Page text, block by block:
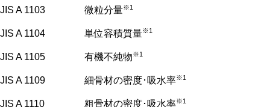
JIS A 1103 微粒分量※1
JIS A 1104 単位容積質量※1
JIS A 1105 有機不純物※1
JIS A 1109 細骨材の密度･吸水率※1
JIS A 1110 粗骨材の密度･吸水率※1